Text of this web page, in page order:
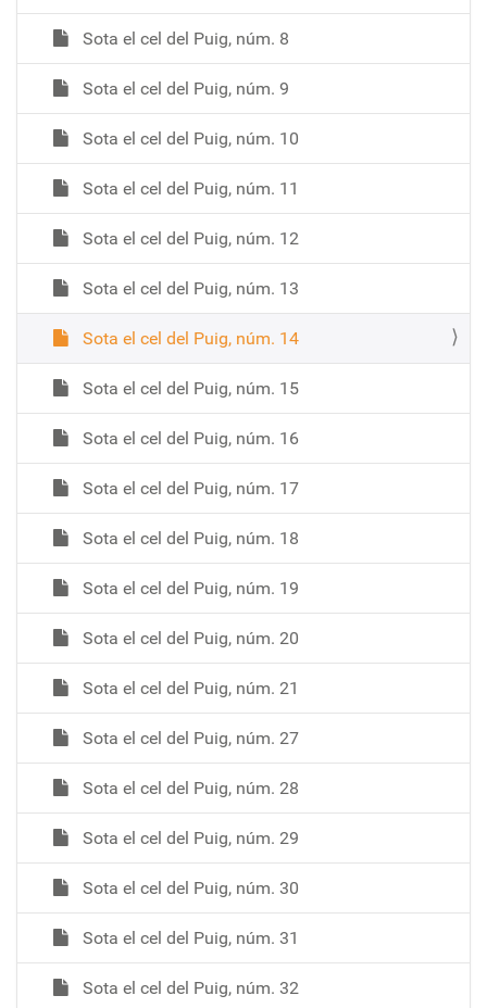
Sota el cel del Puig, núm. 8
Sota el cel del Puig, núm. 9
Sota el cel del Puig, núm. 10
Sota el cel del Puig, núm. 11
Sota el cel del Puig, núm. 12
Sota el cel del Puig, núm. 13
Sota el cel del Puig, núm. 14
Sota el cel del Puig, núm. 15
Sota el cel del Puig, núm. 16
Sota el cel del Puig, núm. 17
Sota el cel del Puig, núm. 18
Sota el cel del Puig, núm. 19
Sota el cel del Puig, núm. 20
Sota el cel del Puig, núm. 21
Sota el cel del Puig, núm. 27
Sota el cel del Puig, núm. 28
Sota el cel del Puig, núm. 29
Sota el cel del Puig, núm. 30
Sota el cel del Puig, núm. 31
Sota el cel del Puig, núm. 32